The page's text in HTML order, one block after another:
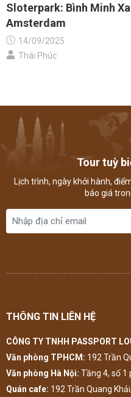
Sloterpark: Bình Minh
Amsterdam
14/09/2025
Thái Phúc
Tour tuỳ
Lịch trình, ngày khởi hành,
báo giá
THÔNG TIN LIÊN HỆ
CÔNG TY TNHH PASSPORT
Văn phòng TPHCM: 192 Trần
Văn phòng Hà Nội: Tầng 4, số 1
Quán cafe: 192 Trần Quang